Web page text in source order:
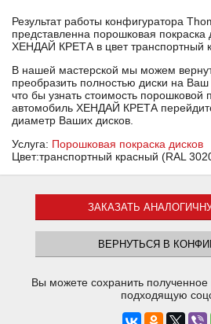
Результат работы конфигуратора
представленна порошковая покраска
ХЕНДАЙ КРЕТА в цвет транспортный
В нашей мастерской мы можем
преобразить полностью диски на
что бы узнать стоимость порошковой
автомобиль ХЕНДАЙ КРЕТА
диаметр Ваших дисков.
Услуга: Порошковая покраска дисков
Цвет:транспортный красный (RAL
ЗАКАЗАТЬ
ВЕРНУТЬСЯ В
Вы можете сохранить
подходящую